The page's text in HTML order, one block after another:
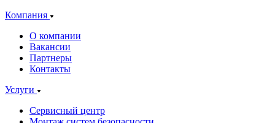
Компания
О компании
Вакансии
Партнеры
Контакты
Услуги
Сервисный центр